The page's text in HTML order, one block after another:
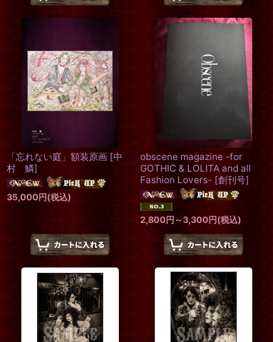
「忘れない庭」額装原画 [中
村 鱗]
35,000円(税込)
obscene magazine -for
GOTHIC & LOLITA and all
Fashion Lovers- [創刊号]
2,800円 ～3,300円(税込)